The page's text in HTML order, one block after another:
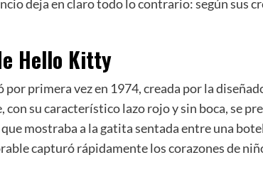
deja en claro todo lo contrario: según sus
Hello Kitty
primera vez en 1974, creada por la
con su característico lazo rojo y sin boca, se
mostraba a la gatita sentada entre una
capturó rápidamente los corazones de